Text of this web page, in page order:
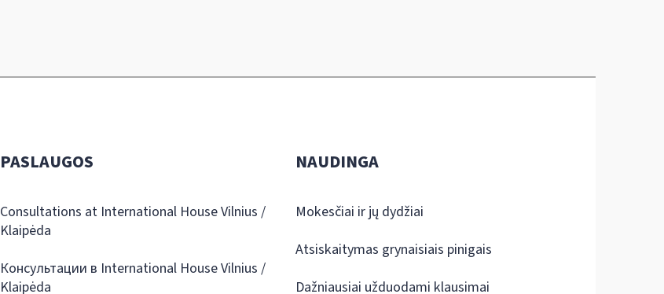
PASLAUGOS
Consultations at International House Vilnius /
Klaipėda
Консультации в International House Vilnius /
Klaipėda
NAUDINGA
Mokesčiai ir jų dydžiai
Atsiskaitymas grynaisiais pinigais
Dažniausiai užduodami klausimai